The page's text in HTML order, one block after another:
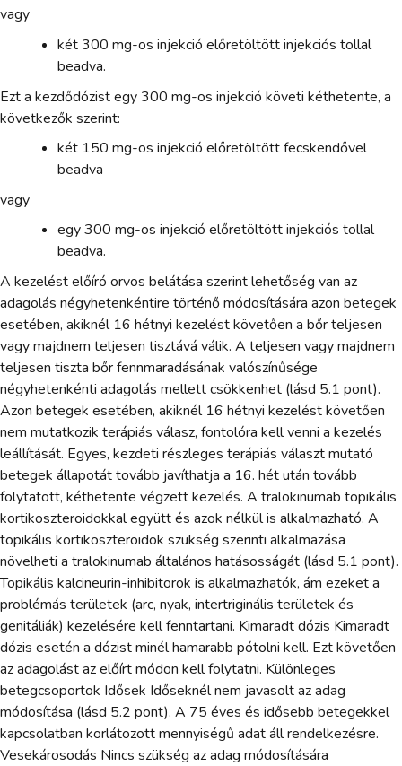
vagy
két 300 mg-os injekció előretöltött injekciós tollal
beadva.
Ezt a kezdődózist egy 300 mg-os injekció követi kéthetente, a
következők szerint:
két 150 mg-os injekció előretöltött fecskendővel
beadva
vagy
egy 300 mg-os injekció előretöltött injekciós tollal
beadva.
A kezelést előíró orvos belátása szerint lehetőség van az
adagolás négyhetenkéntire történő módosítására azon betegek
esetében, akiknél 16 hétnyi kezelést követően a bőr teljesen
vagy majdnem teljesen tisztává válik. A teljesen vagy majdnem
teljesen tiszta bőr fennmaradásának valószínűsége
négyhetenkénti adagolás mellett csökkenhet (lásd 5.1 pont).
Azon betegek esetében, akiknél 16 hétnyi kezelést követően
nem mutatkozik terápiás válasz, fontolóra kell venni a kezelés
leállítását. Egyes, kezdeti részleges terápiás választ mutató
betegek állapotát tovább javíthatja a 16. hét után tovább
folytatott, kéthetente végzett kezelés. A tralokinumab topikális
kortikoszteroidokkal együtt és azok nélkül is alkalmazható. A
topikális kortikoszteroidok szükség szerinti alkalmazása
növelheti a tralokinumab általános hatásosságát (lásd 5.1 pont).
Topikális kalcineurin-inhibitorok is alkalmazhatók, ám ezeket a
problémás területek (arc, nyak, intertriginális területek és
genitáliák) kezelésére kell fenntartani. Kimaradt dózis Kimaradt
dózis esetén a dózist minél hamarabb pótolni kell. Ezt követően
az adagolást az előírt módon kell folytatni. Különleges
betegcsoportok Idősek Időseknél nem javasolt az adag
módosítása (lásd 5.2 pont). A 75 éves és idősebb betegekkel
kapcsolatban korlátozott mennyiségű adat áll rendelkezésre.
Vesekárosodás Nincs szükség az adag módosítására